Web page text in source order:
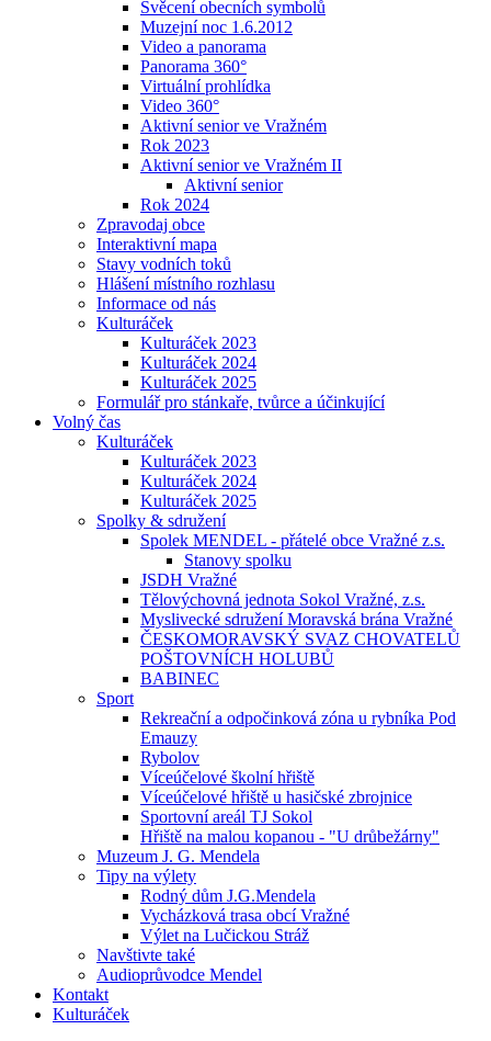
Svěcení obecních symbolů
Muzejní noc 1.6.2012
Video a panorama
Panorama 360°
Virtuální prohlídka
Video 360°
Aktivní senior ve Vražném
Rok 2023
Aktivní senior ve Vražném II
Aktivní senior
Rok 2024
Zpravodaj obce
Interaktivní mapa
Stavy vodních toků
Hlášení místního rozhlasu
Informace od nás
Kulturáček
Kulturáček 2023
Kulturáček 2024
Kulturáček 2025
Formulář pro stánkaře, tvůrce a účinkující
Volný čas
Kulturáček
Kulturáček 2023
Kulturáček 2024
Kulturáček 2025
Spolky & sdružení
Spolek MENDEL - přátelé obce Vražné z.s.
Stanovy spolku
JSDH Vražné
Tělovýchovná jednota Sokol Vražné, z.s.
Myslivecké sdružení Moravská brána Vražné
ČESKOMORAVSKÝ SVAZ CHOVATELŮ
POŠTOVNÍCH HOLUBŮ
BABINEC
Sport
Rekreační a odpočinková zóna u rybníka Pod
Emauzy
Rybolov
Víceúčelové školní hřiště
Víceúčelové hřiště u hasičské zbrojnice
Sportovní areál TJ Sokol
Hřiště na malou kopanou - "U drůbežárny"
Muzeum J. G. Mendela
Tipy na výlety
Rodný dům J.G.Mendela
Vycházková trasa obcí Vražné
Výlet na Lučickou Stráž
Navštivte také
Audioprůvodce Mendel
Kontakt
Kulturáček